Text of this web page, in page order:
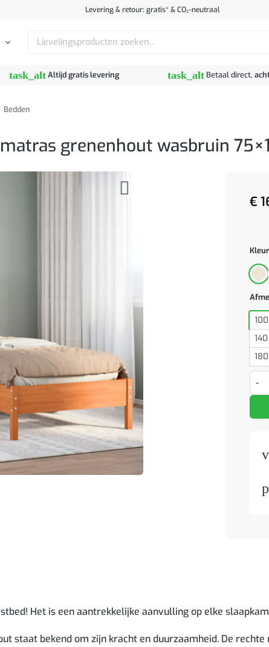
Levering & retour: gratis* & CO₂-neutraal
Zoeken
task_altAltijd gratis levering task_alt Betaal direct,
Bedden
grenenhout wasbruin
€
Kleur
Bed
Het is een aantrekkelijke aanvulling op elke
staat bekend om zijn kracht en duurzaamheid. De